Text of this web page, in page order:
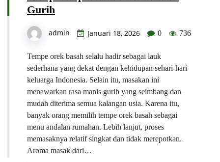
Gurih
admin Januari 18, 2026 0 736
Tempe orek basah selalu hadir sebagai lauk
sederhana yang dekat dengan kehidupan sehari-hari
keluarga Indonesia. Selain itu, masakan ini
menawarkan rasa manis gurih yang seimbang dan
mudah diterima semua kalangan usia. Karena itu,
banyak orang memilih tempe orek basah sebagai
menu andalan rumahan. Lebih lanjut, proses
memasaknya relatif singkat dan tidak merepotkan.
Aroma masak dari…